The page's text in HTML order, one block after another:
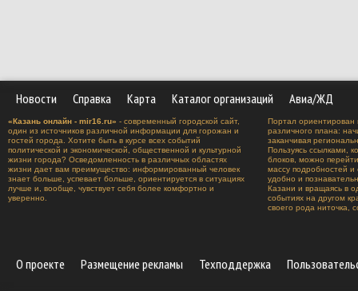
Новости Справка Карта Каталог организаций Авиа/ЖД
«Казань онлайн - mir16.ru» - современный городской сайт,
один из источников различной информации для горожан и
гостей города. Хотите быть в курсе всех событий
политической и экономической, общественной и культурной
жизни города? Осведомленность в различных областях
жизни дает вам преимущество: информированный человек
знает больше, успевает больше, ориентируется в ситуациях
лучше и, вообще, чувствует себя более комфортно и
уверенно.
Портал
различного плана:
заканчивая
Пользуясь ссылками,
блоков, можно
массу подробностей и
удобно и
Казани и вращаясь в
событиях на другом
своего рода ниточка,
О проекте Размещение рекламы Техподдержка